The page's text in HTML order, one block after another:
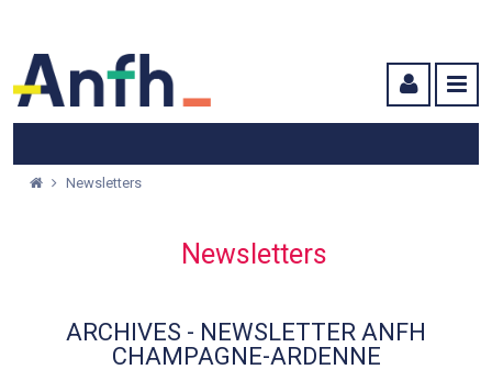
Newsletters
Newsletters
ARCHIVES - NEWSLETTER ANFH
CHAMPAGNE-ARDENNE